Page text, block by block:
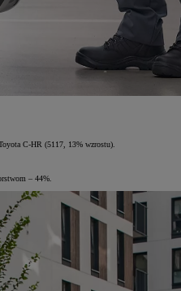
C-HR (5117, 13% wzrostu).
– 44%.